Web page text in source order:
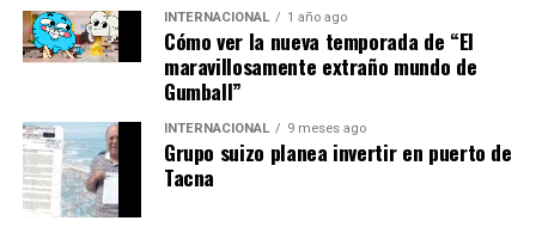
impacto de la capacitación
Expertos en marketing digital destacan la importancia
de eventos como el Business Summit 2025. María López,
consultora de marketing digital, afirma que
capacitación continua es clave para mantenerse
competitivo en el mercado actual. WhatsApp ofrece
una plataforma accesible y efectiva para mejorar la
INTERNACIONAL 1 año ago
Cómo ver la nueva temporada de “El
maravillosamente extraño mundo de
Gumball”
INTERNACIONAL 9 meses ago
Grupo suizo planea invertir en puerto de
Tacna